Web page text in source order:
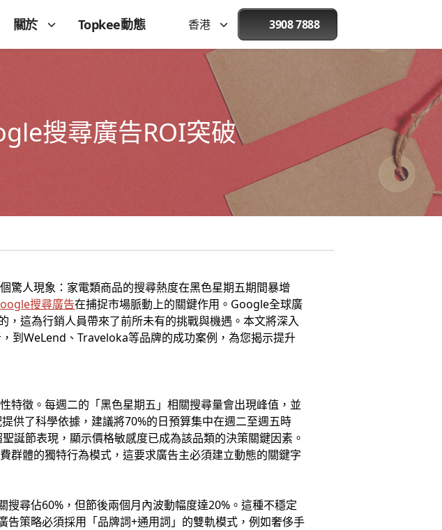
關於 Topkee動態 香港 3908 7888
搜尋廣告ROI突破
驚人現象：家電類商品的搜尋熱度在黑色星期五期間暴增
搜尋廣告在捕捉市場脈動上的關鍵作用。Google全球廣
這為行銷人員帶來了前所未有的挑戰與機遇。本文將深入
到WeLend、Traveloka等品牌的成功案例，為您揭示提升
特徵。每週二的「黑色星期五」相關搜尋量會出現峰值，並
供了科學依據，建議將70%的日預算集中在週二至週五時
誕節表現，顯示價格敏感度已成為該品類的決策關鍵因素。
群體的獨特行為模式，這要求廣告主必須建立動態的關鍵字
尋佔60%，但節後兩個月內波動幅度達20%。這種不穩定
策略必須採用「品牌詞+通用詞」的雙軌模式，例如奢侈手